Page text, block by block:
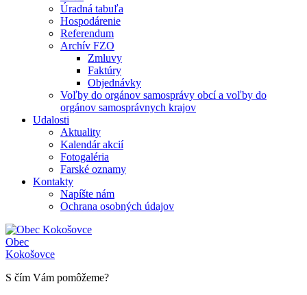
Úradná tabuľa
Hospodárenie
Referendum
Archív FZO
Zmluvy
Faktúry
Objednávky
Voľby do orgánov samosprávy obcí a voľby do
orgánov samosprávnych krajov
Udalosti
Aktuality
Kalendár akcií
Fotogaléria
Farské oznamy
Kontakty
Napíšte nám
Ochrana osobných údajov
Obec
Kokošovce
S čím Vám pomôžeme?